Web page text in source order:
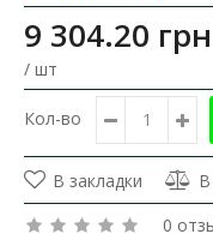
9 304.20 грн
/ шт
Кол-во
В закладки
В
0